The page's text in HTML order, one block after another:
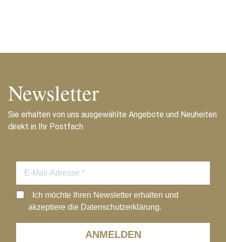
Newsletter
Sie erhalten von uns ausgewählte Angebote und Neuheiten
direkt in Ihr Postfach.
ANMELDEN
Ich möchte Ihren Newsletter erhalten und
akzeptiere die Datenschutzerklärung.